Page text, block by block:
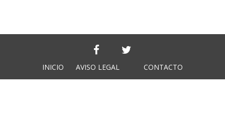
INICIO AVISO LEGAL CONTACTO